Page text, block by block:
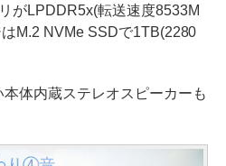
がLPDDR5x(転送速度8533M
M.2 NVMe SSDで1TB(2280
体内蔵ステレオスピーカーも